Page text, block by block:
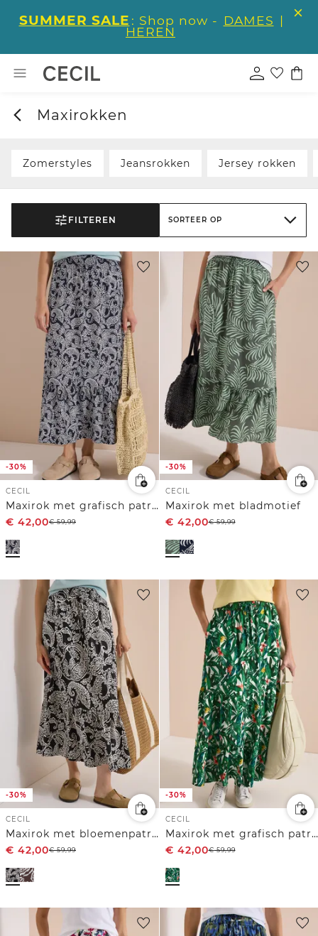
SUMMER SALE : Shop now - DAMES |
HEREN
Maxirokken
Zomerstyles Jeansrokken Jersey rokken
FILTEREN SORTEER OP
-30%
CECIL
Maxirok met grafisch patroon
€ 42,00€59,99
-30%
CECIL
Maxirok met bladmotief
€ 42,00€59,99
-30%
CECIL
Maxirok met bloemenpatroon
€ 42,00€59,99
-30%
CECIL
Maxirok met grafisch patroon
€ 42,00€59,99